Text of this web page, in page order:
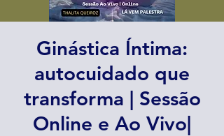
Ginástica Íntima:
autocuidado que
transforma | Sessão
Online e Ao Vivo|